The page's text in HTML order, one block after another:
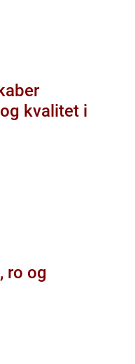
kvalitet i
ro og